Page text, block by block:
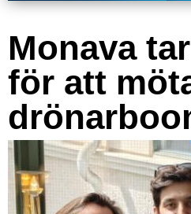
Monava
för att